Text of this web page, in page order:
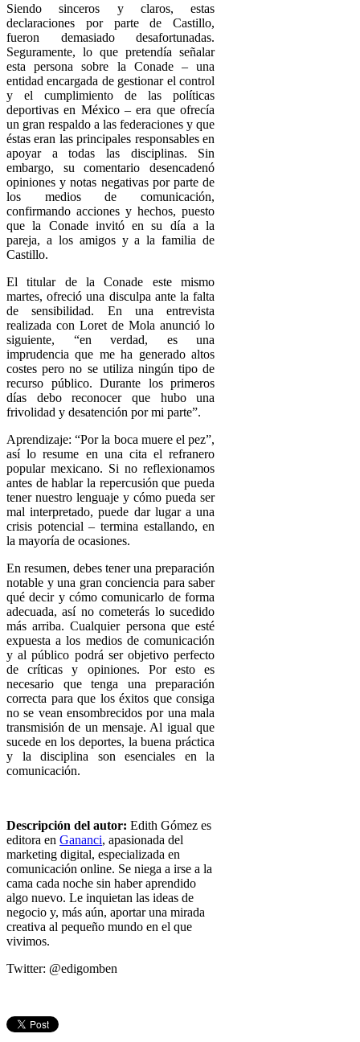
Siendo sinceros y claros, estas
declaraciones por parte de Castillo,
fueron demasiado desafortunadas.
Seguramente, lo que pretendía señalar
esta persona sobre la Conade – una
entidad encargada de gestionar el control
y el cumplimiento de las políticas
deportivas en México – era que ofrecía
un gran respaldo a las federaciones y que
éstas eran las principales responsables en
apoyar a todas las disciplinas. Sin
embargo, su comentario desencadenó
opiniones y notas negativas por parte de
los medios de comunicación,
confirmando acciones y hechos, puesto
que la Conade invitó en su día a la
pareja, a los amigos y a la familia de
Castillo.
El titular de la Conade este mismo
martes, ofreció una disculpa ante la falta
de sensibilidad. En una entrevista
realizada con Loret de Mola anunció lo
siguiente, “en verdad, es una
imprudencia que me ha generado altos
costes pero no se utiliza ningún tipo de
recurso público. Durante los primeros
días debo reconocer que hubo una
frivolidad y desatención por mi parte”.
Aprendizaje: “Por la boca muere el pez”,
así lo resume en una cita el refranero
popular mexicano. Si no reflexionamos
antes de hablar la repercusión que pueda
tener nuestro lenguaje y cómo pueda ser
mal interpretado, puede dar lugar a una
crisis potencial – termina estallando, en
la mayoría de ocasiones.
En resumen, debes tener una preparación
notable y una gran conciencia para saber
qué decir y cómo comunicarlo de forma
adecuada, así no cometerás lo sucedido
más arriba. Cualquier persona que esté
expuesta a los medios de comunicación
y al público podrá ser objetivo perfecto
de críticas y opiniones. Por esto es
necesario que tenga una preparación
correcta para que los éxitos que consiga
no se vean ensombrecidos por una mala
transmisión de un mensaje. Al igual que
sucede en los deportes, la buena práctica
y la disciplina son esenciales en la
comunicación.
Descripción del autor: Edith Gómez es
editora en Gananci, apasionada del
marketing digital, especializada en
comunicación online. Se niega a irse a la
cama cada noche sin haber aprendido
algo nuevo. Le inquietan las ideas de
negocio y, más aún, aportar una mirada
creativa al pequeño mundo en el que
vivimos.
Twitter: @edigomben